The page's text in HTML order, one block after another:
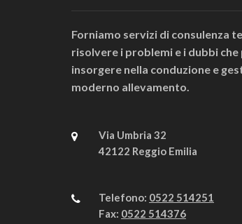
Forniamo servizi di consulenza
risolvere i problemi e i dubbi che
insorgere nella conduzione e
moderno allevamento.
Via Umbria 32
42122 Reggio Emilia
Telefono: 0522 514251
Fax: 0522 514376